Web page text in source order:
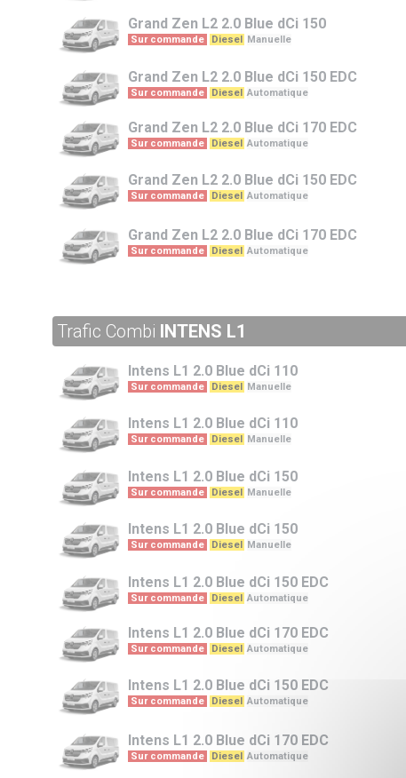
Grand Zen L2 2.0 Blue dCi 150
Sur commande Diesel Manuelle
Grand Zen L2 2.0 Blue dCi 150 EDC
Sur commande Diesel Automatique
Grand Zen L2 2.0 Blue dCi 170 EDC
Sur commande Diesel Automatique
Grand Zen L2 2.0 Blue dCi 150 EDC
Sur commande Diesel Automatique
Grand Zen L2 2.0 Blue dCi 170 EDC
Sur commande Diesel Automatique
Trafic Combi INTENS L1
Intens L1 2.0 Blue dCi 110
Sur commande Diesel Manuelle
Intens L1 2.0 Blue dCi 110
Sur commande Diesel Manuelle
Intens L1 2.0 Blue dCi 150
Sur commande Diesel Manuelle
Intens L1 2.0 Blue dCi 150
Sur commande Diesel Manuelle
Intens L1 2.0 Blue dCi 150 EDC
Sur commande Diesel Automatique
Intens L1 2.0 Blue dCi 170 EDC
Sur commande Diesel Automatique
Intens L1 2.0 Blue dCi 150 EDC
Sur commande Diesel Automatique
Intens L1 2.0 Blue dCi 170 EDC
Sur commande Diesel Automatique